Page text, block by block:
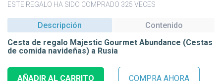
ESTE REGALO HA SIDO COMPRADO 325 VECES
Descripción
Contenido
Cesta de regalo Majestic Gourmet Abundance (Cestas
de comida navideñas) a Rusia